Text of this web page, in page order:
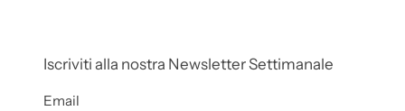
Iscriviti alla nostra Newsletter Settimanale
Email